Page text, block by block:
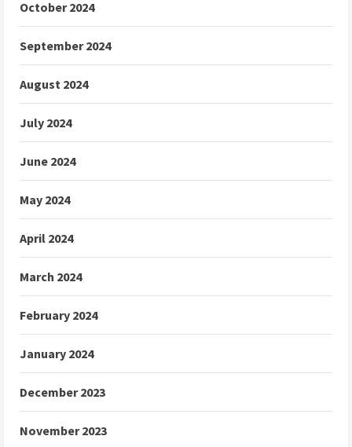
October 2024
September 2024
August 2024
July 2024
June 2024
May 2024
April 2024
March 2024
February 2024
January 2024
December 2023
November 2023